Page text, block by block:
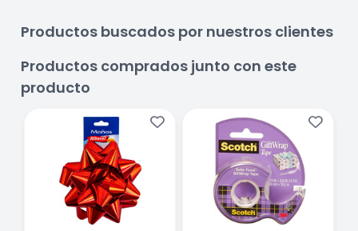
Productos buscados por nuestros clientes
Productos comprados junto con este
producto